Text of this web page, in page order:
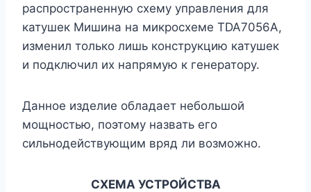
распространенную схему управления для
катушек Мишина на микросхеме TDA7056А,
изменил только лишь конструкцию катушек
и подключил их напрямую к генератору.
Данное изделие обладает небольшой
мощностью, поэтому назвать его
сильнодействующим вряд ли возможно.
СХЕМА УСТРОЙСТВА